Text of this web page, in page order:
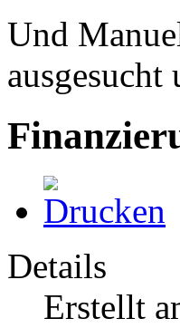
Und
ausgesucht
Details
Erstellt